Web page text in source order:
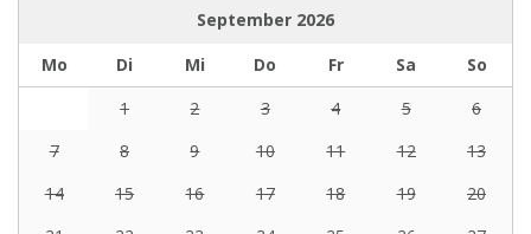
September 2026
Mo
Di Mi Do Fr Sa
So
1
2 3 4 5
6
7
8 9 10 11 12
13
14
15 16 17 18 19
20